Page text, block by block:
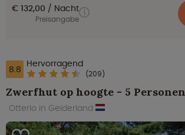
€ 132,00 Nacht
Preisangabe
8.8 Hervorragend
(209)
Zwerfhut op hoogte - 5 Personen
Otterlo in Gelderland